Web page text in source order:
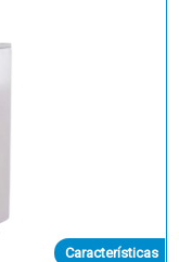
Características